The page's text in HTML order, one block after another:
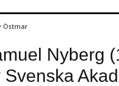
Östmar
Nyberg
Svenska